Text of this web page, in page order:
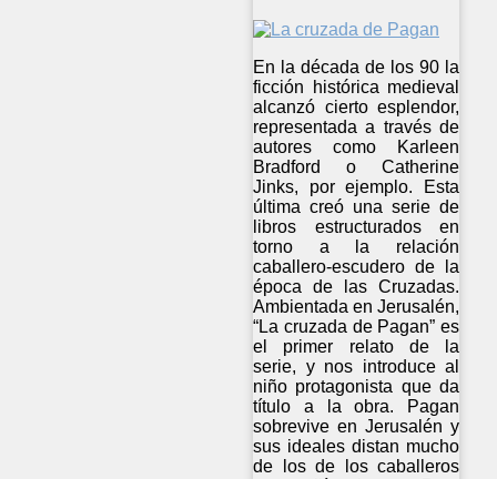
En la década de los 90 la
ficción histórica medieval
alcanzó cierto esplendor,
representada a través de
autores como Karleen
Bradford o Catherine
Jinks, por ejemplo. Esta
última creó una serie de
libros estructurados en
torno a la relación
caballero-escudero de la
época de las Cruzadas.
Ambientada en Jerusalén,
“La cruzada de Pagan” es
el primer relato de la
serie, y nos introduce al
niño protagonista que da
título a la obra. Pagan
sobrevive en Jerusalén y
sus ideales distan mucho
de los de los caballeros